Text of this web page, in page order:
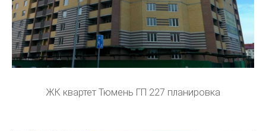
ЖК квартет Тюмень ГП 227 планировка